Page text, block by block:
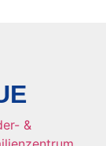
&